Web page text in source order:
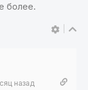
более.
назад